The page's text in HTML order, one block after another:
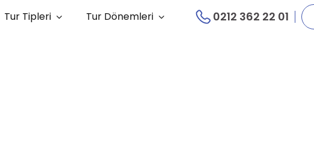
Tur Tipleri Tur Dönemleri 0212 362 22 01